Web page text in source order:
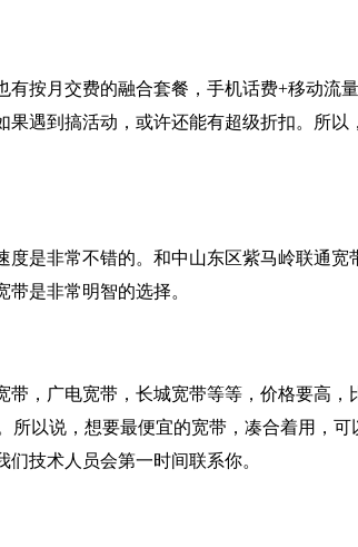
按月交费的融合套餐，手机话费+移动
遇到搞活动，或许还能有超级折扣。所
是非常不错的。和中山东区紫马岭联通
是非常明智的选择。
，广电宽带，长城宽带等等，价格要高
所以说，想要最便宜的宽带，凑合着用，
技术人员会第一时间联系你。